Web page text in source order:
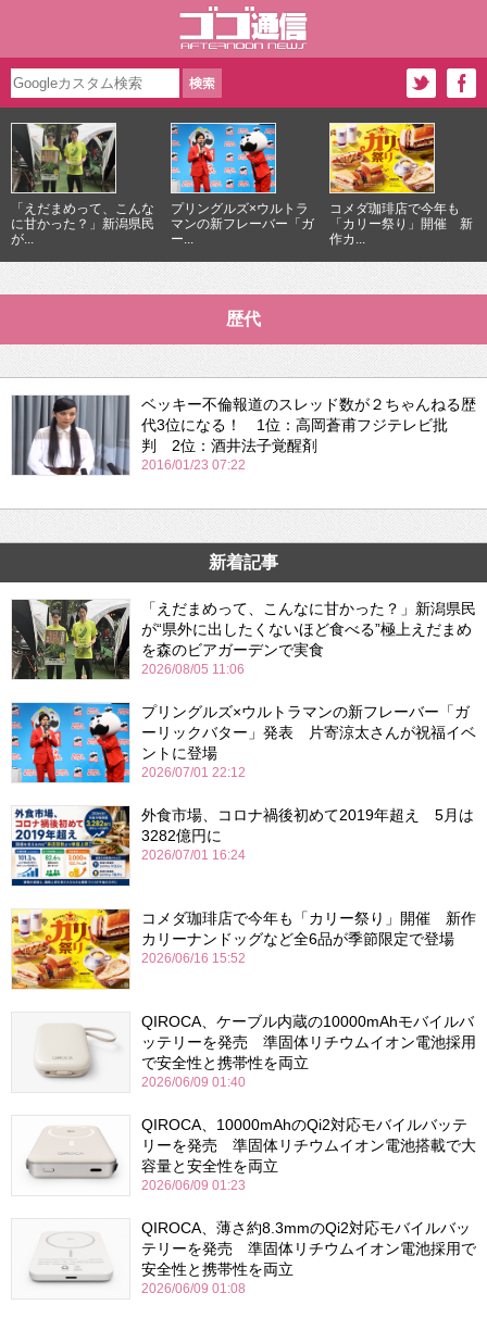
「えだまめって、こんな
に甘かった？」新潟県民
が...
プリングルズ×ウルトラ
マンの新フレーバー「ガ
ー...
コメダ珈琲店で今年も
「カリー祭り」開催 新
作カ...
歴代
ベッキー不倫報道のスレッド数が２ちゃんねる歴
代3位になる！ 1位：高岡蒼甫フジテレビ批
判 2位：酒井法子覚醒剤
2016/01/23 07:22
新着記事
「えだまめって、こんなに甘かった？」新潟県民
が“県外に出したくないほど食べる”極上えだまめ
を森のビアガーデンで実食
2026/08/05 11:06
プリングルズ×ウルトラマンの新フレーバー「ガ
ーリックバター」発表 片寄涼太さんが祝福イベ
ントに登場
2026/07/01 22:12
外食市場、コロナ禍後初めて2019年超え 5月は
3282億円に
2026/07/01 16:24
コメダ珈琲店で今年も「カリー祭り」開催 新作
カリーナンドッグなど全6品が季節限定で登場
2026/06/16 15:52
QIROCA、ケーブル内蔵の10000mAhモバイルバ
ッテリーを発売 準固体リチウムイオン電池採用
で安全性と携帯性を両立
2026/06/09 01:40
QIROCA、10000mAhのQi2対応モバイルバッテ
リーを発売 準固体リチウムイオン電池搭載で大
容量と安全性を両立
2026/06/09 01:23
QIROCA、薄さ約8.3mmのQi2対応モバイルバッ
テリーを発売 準固体リチウムイオン電池採用で
安全性と携帯性を両立
2026/06/09 01:08